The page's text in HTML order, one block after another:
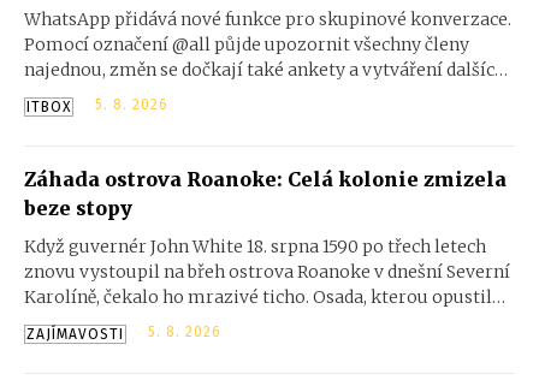
WhatsApp přidává nové funkce pro skupinové konverzace.
Pomocí označení @all půjde upozornit všechny členy
najednou, změn se dočkají také ankety a vytváření dalších
skupin.
ITBOX 5. 8. 2026
Záhada ostrova Roanoke: Celá kolonie zmizela
beze stopy
Když guvernér John White 18. srpna 1590 po třech letech
znovu vystoupil na břeh ostrova Roanoke v dnešní Severní
Karolíně, čekalo ho mrazivé ticho. Osada, kterou opustil
kvůli cestě do Anglie pro zásoby, stále stála. Palisáda byla
neporušená, domy nezmizely a nikde nebyly patrné
ZAJÍMAVOSTI 5. 8. 2026